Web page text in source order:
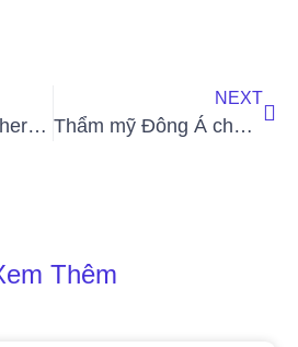
Địa chỉ làm Mesotherapy uy tín giá ưu đãi tại TP.HCM – Bống Spa & Clinic
NEXT
Thẩm mỹ Đông Á chơi lớn: Tặng 11 chỉ vàng 9.999 và hàng ngàn lì xì giá trị
Thêm